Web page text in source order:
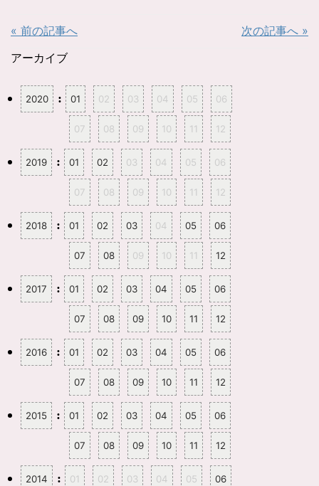
« 前の記事へ 次の記事へ »
アーカイブ
2020 : 01 02 03 04 05 06
07 08 09 10 11 12
2019 : 01 02 03 04 05 06
07 08 09 10 11 12
2018 : 01 02 03 04 05 06
07 08 09 10 11 12
2017 : 01 02 03 04 05 06
07 08 09 10 11 12
2016 : 01 02 03 04 05 06
07 08 09 10 11 12
2015 : 01 02 03 04 05 06
07 08 09 10 11 12
2014 : 01 02 03 04 05 06